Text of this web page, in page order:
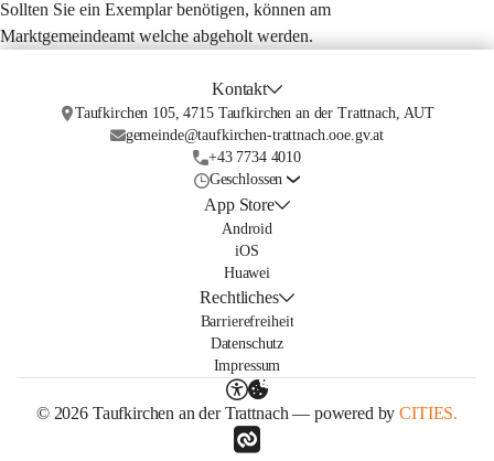
Sollten Sie ein Exemplar benötigen, können am
Marktgemeindeamt welche abgeholt werden.
Kontakt
Taufkirchen 105, 4715 Taufkirchen an der Trattnach, AUT
gemeinde@taufkirchen-trattnach.ooe.gv.at
+43 7734 4010
Geschlossen
App Store
Android
iOS
Huawei
Rechtliches
Barrierefreiheit
Datenschutz
Impressum
© 2026 Taufkirchen an der Trattnach — powered byCITIES.